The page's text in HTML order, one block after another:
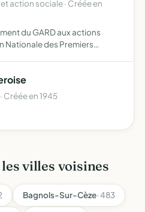
action sociale · Créée en
du GARD aux actions
Nationale des Premiers
Créée en 1945
villes voisines
Bagnols-Sur-Cèze· 483